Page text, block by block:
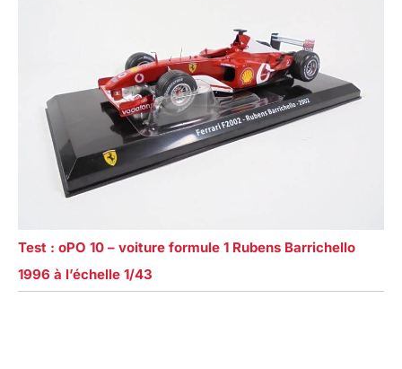
Test : oPO 10 – voiture formule 1 Rubens Barrichello
1996 à l’échelle 1/43